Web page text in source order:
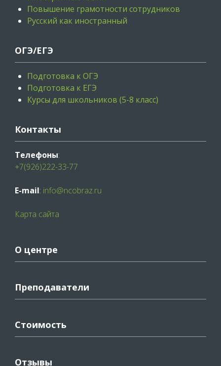
Повышение грамотности сотрудников
Русский как иностранный
ОГЭ/ЕГЭ
Подготовка к ОГЭ
Подготовка к ЕГЭ
Курсы для школьников (5-8 класс)
Контакты
Телефоны:
+7(926)222-33-77
E-mail: info@ncobraz.ru
Карта сайта
О центре
Преподаватели
Стоимость
Отзывы